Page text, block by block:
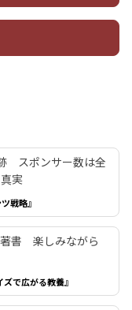
スポンサー数は全
実
戦略』
著書 楽しみながら
で広がる教養』